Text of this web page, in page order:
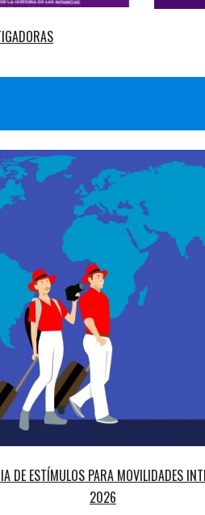
DE ESTÍMULOS PARA MOVILIDADES
2026